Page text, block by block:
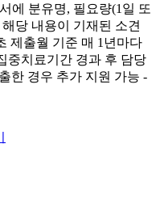
에 분유명, 필요량(1일 또
당 내용이 기재된 소견
제출월 기준 매 1년마다
중치료기간 경과 후 담당
한 경우 추가 지원 가능 -